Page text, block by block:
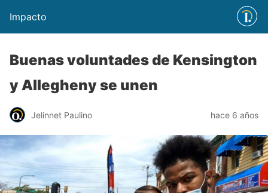
Impacto
Buenas voluntades de Kensington
y Allegheny se unen
Jelinnet Paulino hace 6 años